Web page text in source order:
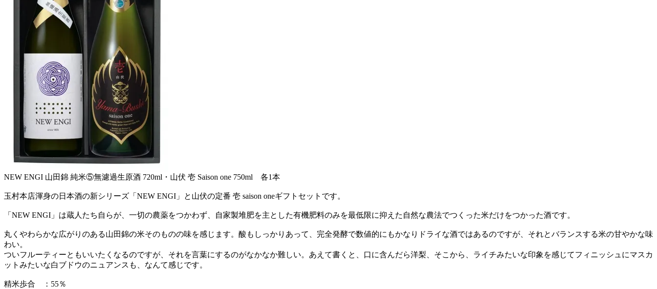
NEW ENGI 山田錦 純米⑤無濾過生原酒 720ml・山伏 壱 Saison one 750ml 各1本
玉村本店渾身の日本酒の新シリーズ「NEW ENGI」と山伏の定番 壱 saison oneギフトセットです。
「NEW ENGI」は蔵人たち自らが、一切の農薬をつかわず、自家製堆肥を主とした有機肥料のみを最低限に抑えた自然な農法でつくった米だけをつかった酒です。
丸くやわらかな広がりのある山田錦の米そのものの味を感じます。酸もしっかりあって、完全発酵で数値的にもかなりドライな酒ではあるのですが、それとバランスする米の甘やかな味
わい。
ついフルーティーともいいたくなるのですが、それを言葉にするのがなかなか難しい。あえて書くと、口に含んだら洋梨、そこから、ライチみたいな印象を感じてフィニッシュにマスカ
ットみたいな白ブドウのニュアンスも、なんて感じです。
精米歩合 ：55％